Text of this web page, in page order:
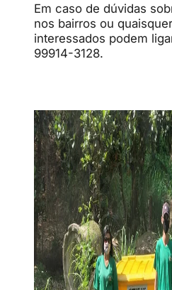
Em caso de dúvidas
nos bairros ou
interessados podem
99914-3128.